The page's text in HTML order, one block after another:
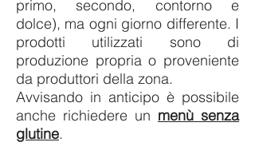
primo, secondo, contorno e
dolce), ma ogni giorno differente. I
prodotti utilizzati sono di
produzione propria o proveniente
da produttori della zona.
Avvisando in anticipo è possibile
anche richiedere un menù senza
glutine.